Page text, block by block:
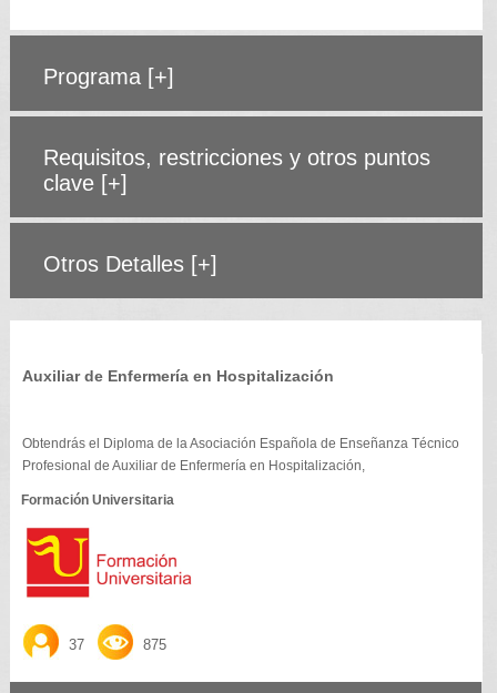
Programa [+]
Requisitos, restricciones y otros puntos
clave [+]
Otros Detalles [+]
Auxiliar de Enfermería en Hospitalización
Obtendrás el Diploma de la Asociación Española de Enseñanza Técnico
Profesional de Auxiliar de Enfermería en Hospitalización,
Formación Universitaria
37 875